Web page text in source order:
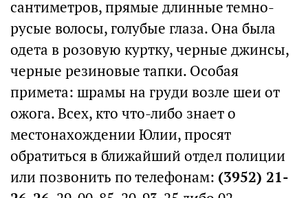
сантиметров, прямые длинные темно-
русые волосы, голубые глаза. Она была
одета в розовую куртку, черные джинсы,
черные резиновые тапки. Особая
примета: шрамы на груди возле шеи от
ожога. Всех, кто что-либо знает о
местонахождении Юлии, просят
обратиться в ближайший отдел полиции
или позвонить по телефонам: (3952) 21-